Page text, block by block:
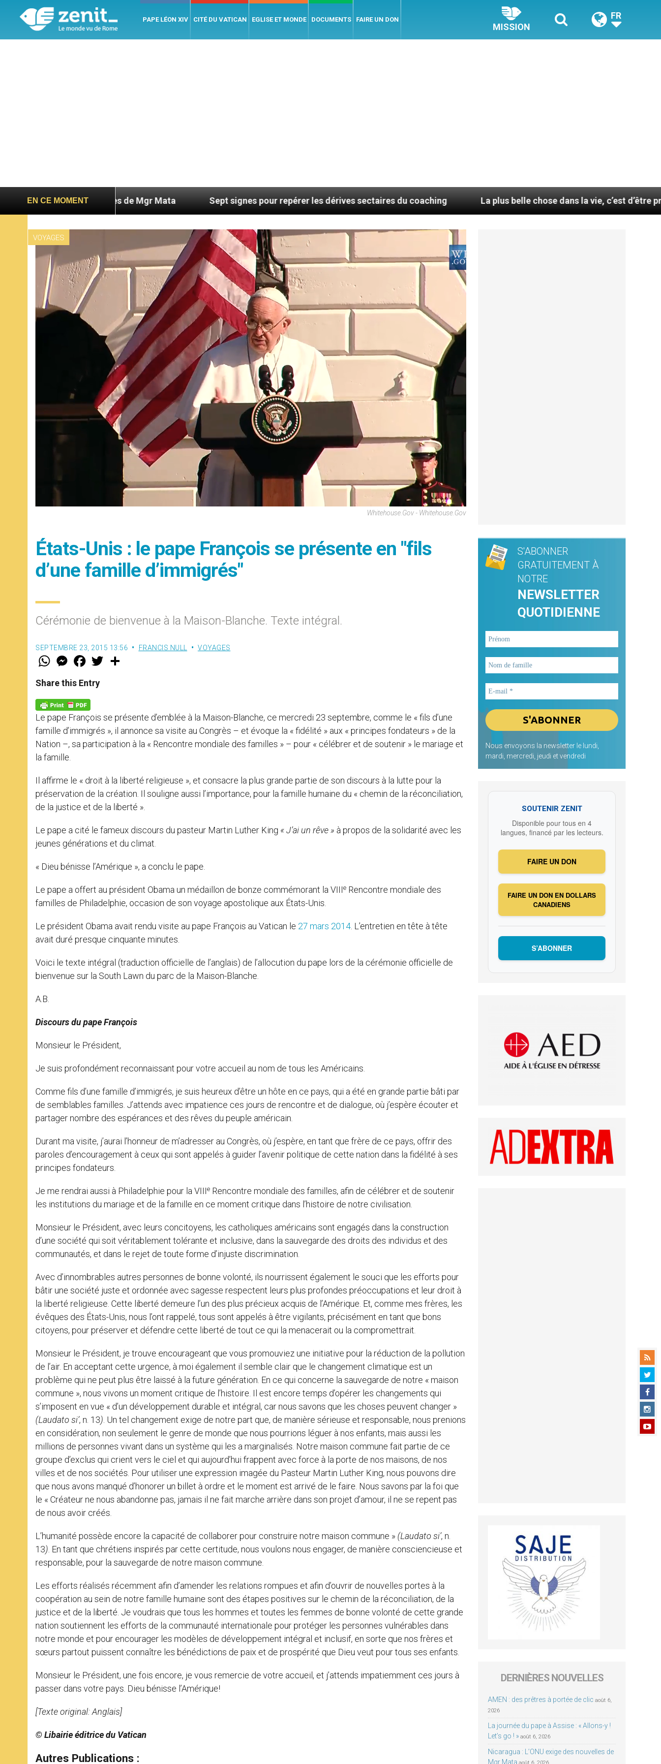
PAPE LÉON XIV CITÉ DU VATICAN EGLISE ET MONDE DOCUMENTS FAIRE UN DON
MISSION
FR
EN CE MOMENT
nouvelles de Mgr Mata Sept signes pour repérer les dérives sectaires du coaching La plus belle chose dans la vie, c’est d’être pris par la main
VOYAGES
Whitehouse.gov - Whitehouse.gov
États-Unis : le pape François se présente en "fils
d’une famille d’immigrés"
Cérémonie de bienvenue à la Maison-Blanche. Texte intégral.
SEPTEMBRE 23, 2015 13:56 FRANCIS NULL VOYAGES
W
t
s
A
p
p
M
e
s
e
n
g
e
r
F
a
e
b
o
k
w
Share this Entry
Le pape François se présente d’emblée à la Maison-Blanche, ce mercredi 23 septembre, comme le « fils d’une
famille d’immigrés », il annonce sa visite au Congrès – et évoque la « fidélité » aux « principes fondateurs » de la
Nation –, sa participation à la « Rencontre mondiale des familles » – pour « célébrer et de soutenir » le mariage et
la famille.
Il affirme le « droit à la liberté religieuse », et consacre la plus grande partie de son discours à la lutte pour la
préservation de la création. Il souligne aussi l’importance, pour la famille humaine du « chemin de la réconciliation,
de la justice et de la liberté ».
Le pape a cité le fameux discours du pasteur Martin Luther King « J’ai un rêve » à propos de la solidarité avec les
jeunes générations et du climat.
« Dieu bénisse l’Amérique », a conclu le pape.
Le pape a offert au président Obama un médaillon de bonze commémorant la VIIIe Rencontre mondiale des
familles de Philadelphie, occasion de son voyage apostolique aux États-Unis.
Le président Obama avait rendu visite au pape François au Vatican le 27 mars 2014. L’entretien en tête à tête
avait duré presque cinquante minutes.
Voici le texte intégral (traduction officielle de l’anglais) de l’allocution du pape lors de la cérémonie officielle de
bienvenue sur la South Lawn du parc de la Maison-Blanche.
A.B.
Discours du pape François
Monsieur le Président,
Je suis profondément reconnaissant pour votre accueil au nom de tous les Américains.
Comme fils d’une famille d’immigrés, je suis heureux d’être un hôte en ce pays, qui a été en grande partie bâti par
de semblables familles. J’attends avec impatience ces jours de rencontre et de dialogue, où j’espère écouter et
partager nombre des espérances et des rêves du peuple américain.
Durant ma visite, j’aurai l’honneur de m’adresser au Congrès, où j’espère, en tant que frère de ce pays, offrir des
paroles d’encouragement à ceux qui sont appelés à guider l’avenir politique de cette nation dans la fidélité à ses
principes fondateurs.
Je me rendrai aussi à Philadelphie pour la VIIIe Rencontre mondiale des familles, afin de célébrer et de soutenir
les institutions du mariage et de la famille en ce moment critique dans l’histoire de notre civilisation.
Monsieur le Président, avec leurs concitoyens, les catholiques américains sont engagés dans la construction
d’une société qui soit véritablement tolérante et inclusive, dans la sauvegarde des droits des individus et des
communautés, et dans le rejet de toute forme d’injuste discrimination.
Avec d’innombrables autres personnes de bonne volonté, ils nourrissent également le souci que les efforts pour
bâtir une société juste et ordonnée avec sagesse respectent leurs plus profondes préoccupations et leur droit à
la liberté religieuse. Cette liberté demeure l’un des plus précieux acquis de l’Amérique. Et, comme mes frères, les
évêques des États-Unis, nous l’ont rappelé, tous sont appelés à être vigilants, précisément en tant que bons
citoyens, pour préserver et défendre cette liberté de tout ce qui la menacerait ou la compromettrait.
Monsieur le Président, je trouve encourageant que vous promouviez une initiative pour la réduction de la pollution
de l’air. En acceptant cette urgence, à moi également il semble clair que le changement climatique est un
problème qui ne peut plus être laissé à la future génération. En ce qui concerne la sauvegarde de notre « maison
commune », nous vivons un moment critique de l’histoire. Il est encore temps d’opérer les changements qui
s’imposent en vue « d’un développement durable et intégral, car nous savons que les choses peuvent changer »
(Laudato si’, n. 13). Un tel changement exige de notre part que, de manière sérieuse et responsable, nous prenions
en considération, non seulement le genre de monde que nous pourrions léguer à nos enfants, mais aussi les
millions de personnes vivant dans un système qui les a marginalisés. Notre maison commune fait partie de ce
groupe d’exclus qui crient vers le ciel et qui aujourd’hui frappent avec force à la porte de nos maisons, de nos
villes et de nos sociétés. Pour utiliser une expression imagée du Pasteur Martin Luther King, nous pouvons dire
que nous avons manqué d’honorer un billet à ordre et le moment est arrivé de le faire. Nous savons par la foi que
le « Créateur ne nous abandonne pas, jamais il ne fait marche arrière dans son projet d’amour, il ne se repent pas
de nous avoir créés.
L’humanité possède encore la capacité de collaborer pour construire notre maison commune » (Laudato si’, n.
13). En tant que chrétiens inspirés par cette certitude, nous voulons nous engager, de manière consciencieuse et
responsable, pour la sauvegarde de notre maison commune.
Les efforts réalisés récemment afin d’amender les relations rompues et afin d’ouvrir de nouvelles portes à la
coopération au sein de notre famille humaine sont des étapes positives sur le chemin de la réconciliation, de la
justice et de la liberté. Je voudrais que tous les hommes et toutes les femmes de bonne volonté de cette grande
nation soutiennent les efforts de la communauté internationale pour protéger les personnes vulnérables dans
notre monde et pour encourager les modèles de développement intégral et inclusif, en sorte que nos frères et
sœurs partout puissent connaître les bénédictions de paix et de prospérité que Dieu veut pour tous ses enfants.
Monsieur le Président, une fois encore, je vous remercie de votre accueil, et j’attends impatiemment ces jours à
passer dans votre pays. Dieu bénisse l’Amérique!
[Texte original: Anglais]
© Libairie éditrice du Vatican
Autres Publications :
S'ABONNER
GRATUITEMENT À
NOTRE
NEWSLETTER
QUOTIDIENNE
Nous envoyons la newsletter le lundi,
mardi, mercredi, jeudi et vendredi
SOUTENIR ZENIT
Disponible pour tous en 4
langues, financé par les lecteurs.
FAIRE UN DON
FAIRE UN DON EN DOLLARS
CANADIENS
S’ABONNER
DERNIÈRES NOUVELLES
AMEN : des prêtres à portée de clic août 6,
2026
La journée du pape à Assise : « Allons-y !
Let’s go ! » août 6, 2026
Nicaragua : L’ONU exige des nouvelles de
Mgr Mata